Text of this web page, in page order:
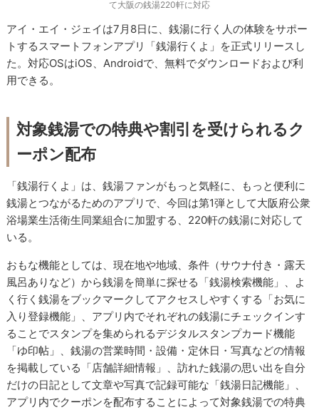
て大阪の銭湯220軒に対応
アイ・エイ・ジェイは7月8日に、銭湯に行く人の体験をサポー
トするスマートフォンアプリ「銭湯行くよ」を正式リリースし
た。対応OSはiOS、Androidで、無料でダウンロードおよび利
用できる。
対象銭湯での特典や割引を受けられるク
ーポン配布
「銭湯行くよ」は、銭湯ファンがもっと気軽に、もっと便利に
銭湯とつながるためのアプリで、今回は第1弾として大阪府公衆
浴場業生活衛生同業組合に加盟する、220軒の銭湯に対応して
いる。
おもな機能としては、現在地や地域、条件（サウナ付き・露天
風呂ありなど）から銭湯を簡単に探せる「銭湯検索機能」、よ
く行く銭湯をブックマークしてアクセスしやすくする「お気に
入り登録機能」、アプリ内でそれぞれの銭湯にチェックインす
ることでスタンプを集められるデジタルスタンプカード機能
「ゆ印帖」、銭湯の営業時間・設備・定休日・写真などの情報
を掲載している「店舗詳細情報」、訪れた銭湯の思い出を自分
だけの日記として文章や写真で記録可能な「銭湯日記機能」、
アプリ内でクーポンを配布することによって対象銭湯での特典